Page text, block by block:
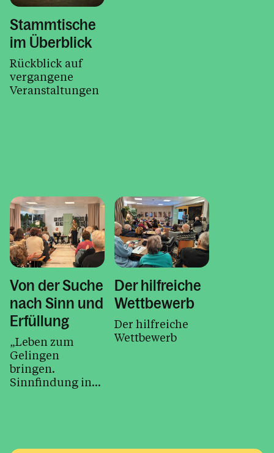
Stammtische
im Überblick
Rückblick auf
vergangene
Veranstaltungen
Von der Suche
nach Sinn und
Erfüllung
„Leben zum
Gelingen
bringen.
Sinnfindung in
Der hilfreiche
Wettbewerb
Der hilfreiche
Wettbewerb